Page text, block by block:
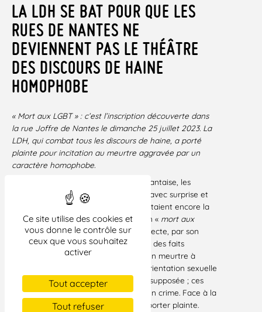
Ce site utilise des cookies et
vous donne le contrôle sur
ceux que vous souhaitez
activer
Tout accepter
Tout refuser
LA LDH SE BAT POUR QUE LES
RUES DE NANTES NE
DEVIENNENT PAS LE THÉÂTRE
DES DISCOURS DE HAINE
HOMOPHOBE
« Mort aux LGBT » : c’est l’inscription découverte dans
la rue Joffre de Nantes le dimanche 25 juillet 2023. La
LDH, qui combat tous les discours de haine, a porté
plainte pour incitation au meurtre aggravée par un
caractère homophobe.
Sur la chaussée d’une rue passante nantaise, les
passantes et passants ont découvert avec surprise et
effroi que certaines personnes souhaitaient encore la
mort des personnes LGBT. L’inscription « mort aux
LGBT», s’analyse en une incitation directe, par son
esprit et par ses termes, à commettre des faits
matériellement déterminés, à savoir un meurtre à
raison du sexe des victimes, de leur orientation sexuelle
ou de leur identité de genre vraie ou supposée ; ces
faits étant eux-mêmes constitutifs d’un crime. Face à la
gravité des faits, la LDH a décidé de porter plainte.